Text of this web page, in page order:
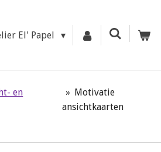
El' Papel
en
» Motivatie
ansichtkaarten